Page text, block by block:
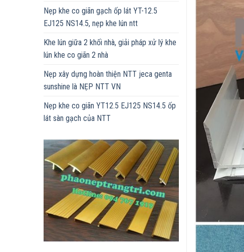
Nẹp khe co giãn gạch ốp lát YT-12.5
EJ125 NS14.5, nẹp khe lún ntt
Khe lún giữa 2 khối nhà, giải pháp xử lý khe
lún khe co giãn 2 nhà
Nẹp xây dựng hoàn thiện NTT jeca genta
sunshine là NẸP NTT VN
Nẹp khe co giãn YT12.5 EJ125 NS14.5 ốp
lát sàn gạch của NTT